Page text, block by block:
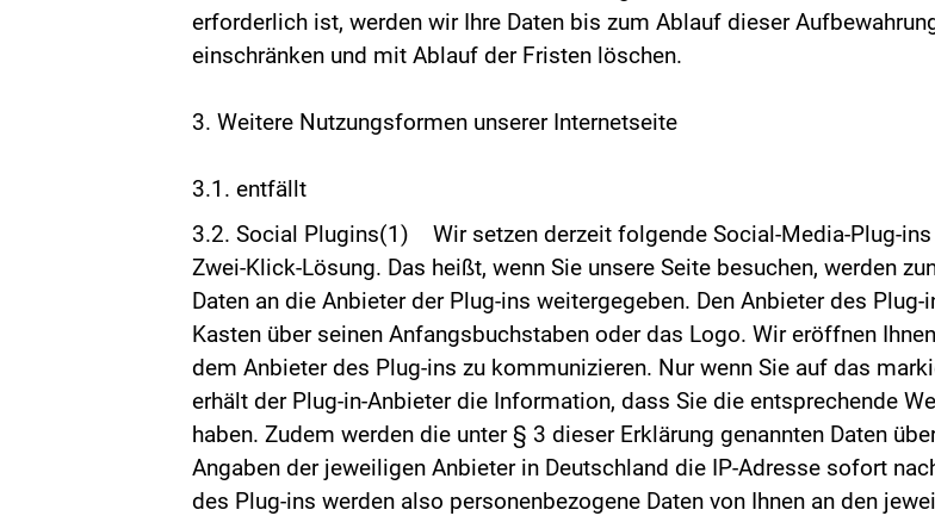
erforderlich ist, werden wir Ihre Daten bis zum Ablauf dieser
einschränken und mit Ablauf der Fristen löschen.
3. Weitere Nutzungsformen unserer Internetseite
3.1. entfällt
3.2. Social Plugins(1) Wir setzen derzeit folgende Social-Media-Plug-
Zwei-Klick-Lösung. Das heißt, wenn Sie unsere Seite besuchen, werden
Daten an die Anbieter der Plug-ins weitergegeben. Den Anbieter des
Kasten über seinen Anfangsbuchstaben oder das Logo. Wir eröffnen
dem Anbieter des Plug-ins zu kommunizieren. Nur wenn Sie auf das
erhält der Plug-in-Anbieter die Information, dass Sie die entsprechende
haben. Zudem werden die unter § 3 dieser Erklärung genannten Daten
Angaben der jeweiligen Anbieter in Deutschland die IP-Adresse sofort
des Plug-ins werden also personenbezogene Daten von Ihnen an den